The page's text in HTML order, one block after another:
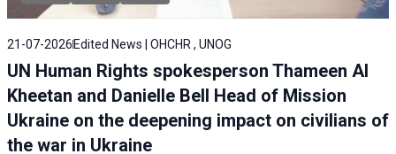
21-07-2026 Edited News | OHCHR , UNOG
UN Human Rights spokesperson Thameen Al
Kheetan and Danielle Bell Head of Mission
Ukraine on the deepening impact on civilians of
the war in Ukraine